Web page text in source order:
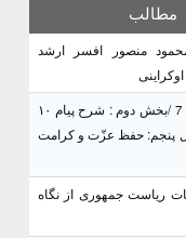
مطالب
منصور افسر ارشد
منشور گفتمان امام و انقلاب - 7 /بخش دوم : شرح پیام ۱۰
ای/ فصل پنجم: حفظ عزّت و کرامت
ریاست جمهوری از نگاه